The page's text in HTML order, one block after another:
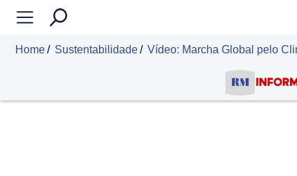
Home Sustentabilidade Vídeo: Marcha Global pelo